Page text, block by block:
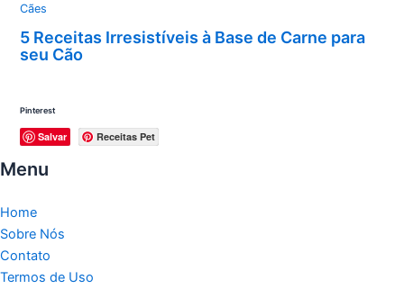
Cães
5 Receitas Irresistíveis à Base de Carne para
seu Cão
Pinterest
Salvar Receitas Pet
Menu
Home
Sobre Nós
Contato
Termos de Uso